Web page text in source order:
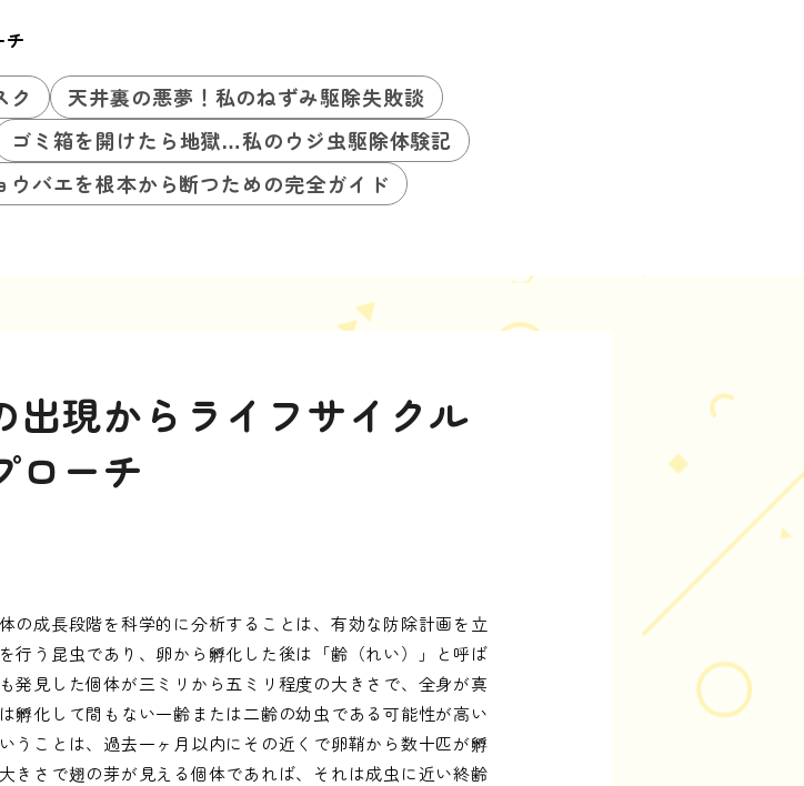
チ
ク
天井裏の悪夢！私のねずみ駆除失敗談
ゴミ箱を開けたら地獄…私のウジ虫駆除体験記
ウバエを根本から断つための完全ガイド
出現からライフサイクル
ローチ
の成長段階を科学的に分析することは、有効な防除計画を立
行う昆虫であり、卵から孵化した後は「齢（れい）」と呼ば
発見した個体が三ミリから五ミリ程度の大きさで、全身が真
孵化して間もない一齢または二齢の幼虫である可能性が高い
うことは、過去一ヶ月以内にその近くで卵鞘から数十匹が孵
きさで翅の芽が見える個体であれば、それは成虫に近い終齢